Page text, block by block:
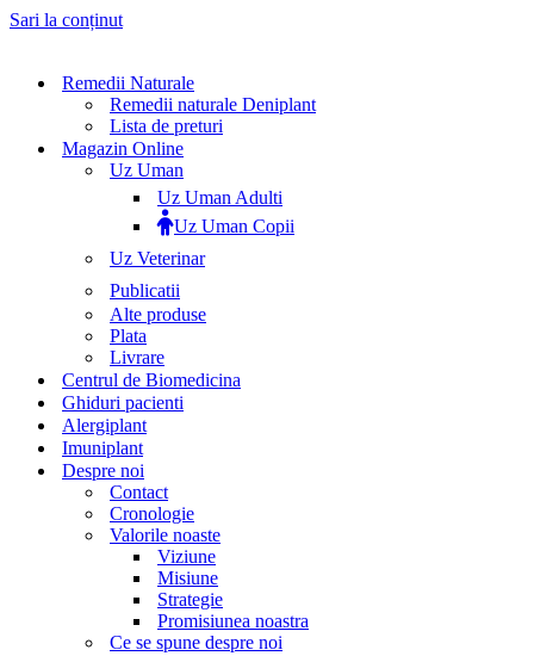
Sari la conținut
Remedii Naturale
Remedii naturale Deniplant
Lista de preturi
Magazin Online
Uz Uman
Uz Uman Adulti
Uz Uman Copii
Uz Veterinar
Publicatii
Alte produse
Plata
Livrare
Centrul de Biomedicina
Ghiduri pacienti
Alergiplant
Imuniplant
Despre noi
Contact
Cronologie
Valorile noaste
Viziune
Misiune
Strategie
Promisiunea noastra
Ce se spune despre noi